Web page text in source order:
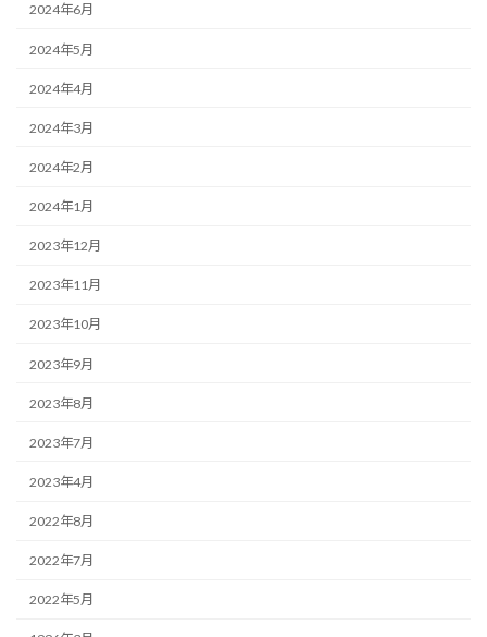
2024年6月
2024年5月
2024年4月
2024年3月
2024年2月
2024年1月
2023年12月
2023年11月
2023年10月
2023年9月
2023年8月
2023年7月
2023年4月
2022年8月
2022年7月
2022年5月